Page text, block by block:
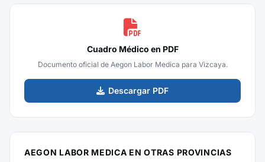
Cuadro Médico en PDF
Documento oficial de Aegon Labor Medica para Vizcaya.
Descargar PDF
AEGON LABOR MEDICA EN OTRAS PROVINCIAS